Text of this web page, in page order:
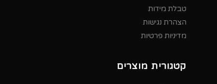
טבלת מידות
הצהרת נגישות
מדיניות פרטיות
קטגורית מוצרים